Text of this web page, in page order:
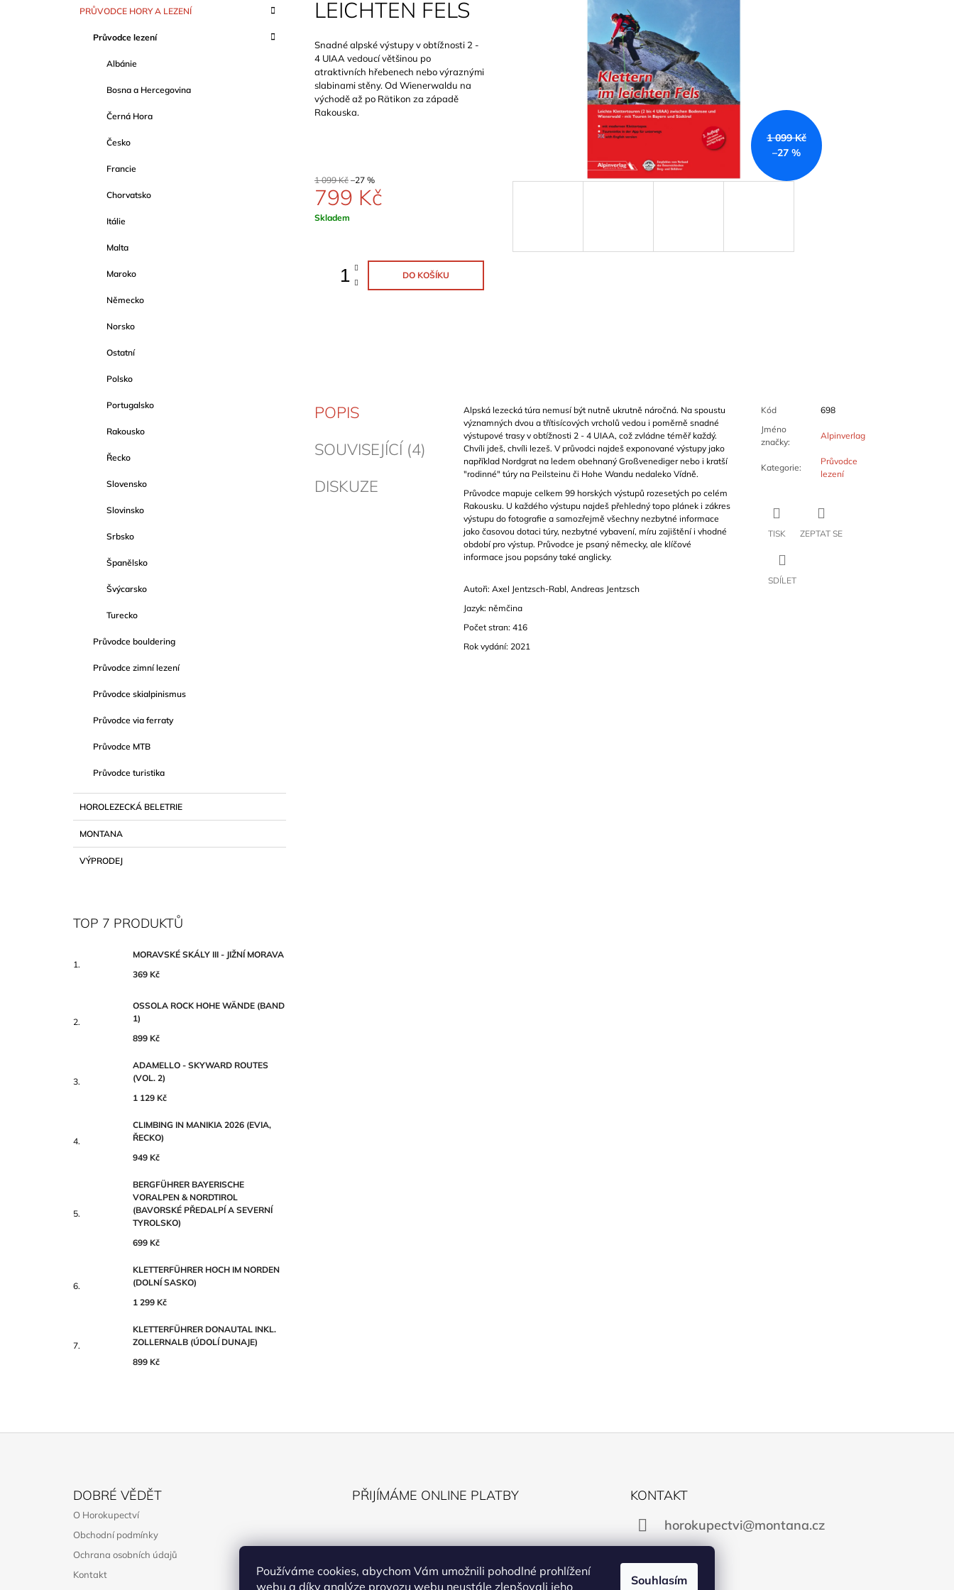
Používáme cookies, abychom Vám umožnili pohodlné prohlížení
webu a díky analýze provozu webu neustále zlepšovali jeho
Souhlasím
kategorie
APRŮVODCE HORY A LEZENÍ
Průvodce lezení
Albánie
Bosna a Hercegovina
Černá Hora
Česko
Francie
Chorvatsko
Itálie
Malta
Maroko
Německo
Norsko
Ostatní
Polsko
Portugalsko
Rakousko
Řecko
Slovensko
Slovinsko
Srbsko
Španělsko
Švýcarsko
Turecko
Průvodce bouldering
Průvodce zimní lezení
Průvodce skialpinismus
Průvodce via ferraty
Průvodce MTB
Průvodce turistika
HOROLEZECKÁ BELETRIE
MONTANA
VÝPRODEJ
TOP 7 PRODUKTŮ
MORAVSKÉ SKÁLY III - JIŽNÍ MORAVA
369 Kč
OSSOLA ROCK HOHE WÄNDE (BAND
1)
899 Kč
ADAMELLO - SKYWARD ROUTES
(VOL. 2)
1 129 Kč
CLIMBING IN MANIKIA 2026 (EVIA,
ŘECKO)
949 Kč
BERGFÜHRER BAYERISCHE
VORALPEN & NORDTIROL
(BAVORSKÉ PŘEDALPÍ A SEVERNÍ
TYROLSKO)
699 Kč
KLETTERFÜHRER HOCH IM NORDEN
(DOLNÍ SASKO)
1 299 Kč
KLETTERFÜHRER DONAUTAL INKL.
ZOLLERNALB (ÚDOLÍ DUNAJE)
899 Kč
LEICHTEN FELS
1 099 Kč
–27 %
Snadné alpské výstupy v obtížnosti 2 -
4 UIAA vedoucí většinou po
atraktivních hřebenech nebo výraznými
slabinami stěny. Od Wienerwaldu na
východě až po Rätikon za západě
Rakouska.
1 099 Kč –27 %
799 Kč
Měrná
Skladem
DO KOŠÍKU
POPIS
SOUVISEJÍCÍ (4)
DISKUZE
Alpská lezecká túra nemusí být nutně ukrutně náročná. Na spoustu
významných dvou a třítisícových vrcholů vedou i poměrně snadné
výstupové trasy v obtížnosti 2 - 4 UIAA, což zvládne téměř každý.
Chvíli jdeš, chvíli lezeš. V průvodci najdeš exponované výstupy jako
například Nordgrat na ledem obehnaný Großvenediger nebo i kratší
"rodinné" túry na Peilsteinu či Hohe Wandu nedaleko Vídně.
Průvodce mapuje celkem 99 horských výstupů rozesetých po celém
Rakousku. U každého výstupu najdeš přehledný topo plánek i zákres
výstupu do fotografie a samozřejmě všechny nezbytné informace
jako časovou dotaci túry, nezbytné vybavení, míru zajištění i vhodné
období pro výstup. Průvodce je psaný německy, ale klíčové
informace jsou popsány také anglicky.
Autoři: Axel Jentzsch‑Rabl, Andreas Jentzsch
Jazyk: němčina
Počet stran: 416
Rok vydání: 2021
Kód
698
Jméno
značky:
Alpinverlag
Kategorie:
Průvodce
lezení
TISK ZEPTAT SE
SDÍLET
899 Kč
DOBRÉ VĚDĚT
O Horokupectví
Obchodní podmínky
Ochrana osobních údajů
Kontakt
PŘIJÍMÁME ONLINE PLATBY
KONTAKT
horokupectvi@montana.cz
Facebook